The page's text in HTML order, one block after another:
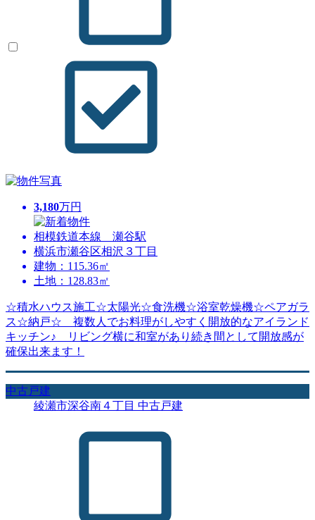
3,180万円
相模鉄道本線 瀬谷駅
横浜市瀬谷区相沢３丁目
建物：115.36㎡
土地：128.83㎡
☆積水ハウス施工☆太陽光☆食洗機☆浴室乾燥機☆ペアガラ
ス☆納戸☆ 複数人でお料理がしやすく開放的なアイランド
キッチン♪ リビング横に和室があり続き間として開放感が
確保出来ます！
中古戸建
綾瀬市深谷南４丁目 中古戸建